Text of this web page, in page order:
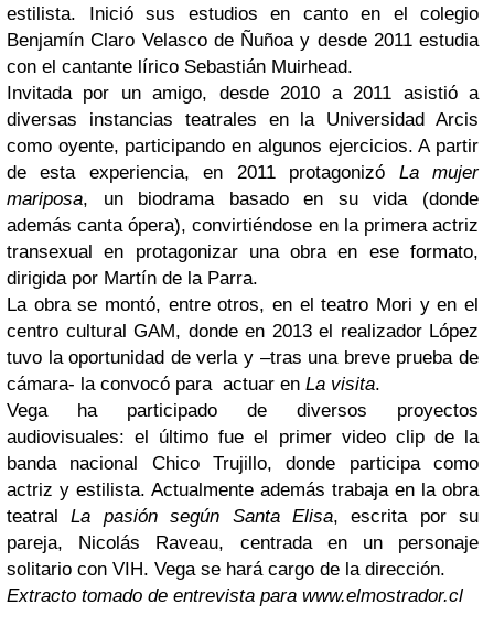
estilista. Inició sus estudios en canto en el colegio
Benjamín Claro Velasco de Ñuñoa y desde 2011 estudia
con el cantante lírico Sebastián Muirhead.
Invitada por un amigo, desde 2010 a 2011 asistió a
diversas instancias teatrales en la Universidad Arcis
como oyente, participando en algunos ejercicios. A partir
de esta experiencia, en 2011 protagonizó La mujer
mariposa, un biodrama basado en su vida (donde
además canta ópera), convirtiéndose en la primera actriz
transexual en protagonizar una obra en ese formato,
dirigida por Martín de la Parra.
La obra se montó, entre otros, en el teatro Mori y en el
centro cultural GAM, donde en 2013 el realizador López
tuvo la oportunidad de verla y –tras una breve prueba de
cámara- la convocó para actuar en La visita.
Vega ha participado de diversos proyectos
audiovisuales: el último fue el primer video clip de la
banda nacional Chico Trujillo, donde participa como
actriz y estilista. Actualmente además trabaja en la obra
teatralLa pasión según Santa Elisa, escrita por su
pareja, Nicolás Raveau, centrada en un personaje
solitario con VIH. Vega se hará cargo de la dirección.
Extracto tomado de entrevista para www.elmostrador.cl